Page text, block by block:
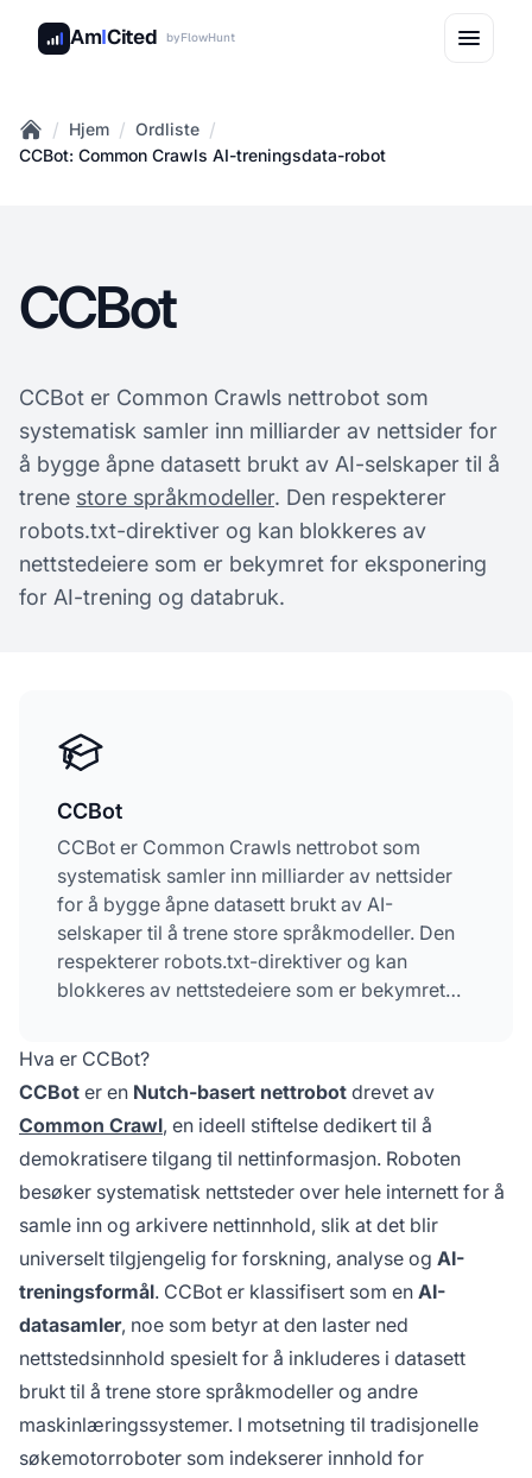
AmICited byFlowHunt
Home
/ Hjem / Ordliste /
CCBot: Common Crawls AI-treningsdata-robot
CCBot
CCBot er Common Crawls nettrobot som
systematisk samler inn milliarder av nettsider for
å bygge åpne datasett brukt av AI-selskaper til å
trene store språkmodeller. Den respekterer
robots.txt-direktiver og kan blokkeres av
nettstedeiere som er bekymret for eksponering
for AI-trening og databruk.
CCBot
CCBot er Common Crawls nettrobot som
systematisk samler inn milliarder av nettsider
for å bygge åpne datasett brukt av AI-
selskaper til å trene store språkmodeller. Den
respekterer robots.txt-direktiver og kan
blokkeres av nettstedeiere som er bekymret
Hva er CCBot?
CCBot er en Nutch-basert nettrobot drevet av
Common Crawl, en ideell stiftelse dedikert til å
demokratisere tilgang til nettinformasjon. Roboten
besøker systematisk nettsteder over hele internett for å
samle inn og arkivere nettinnhold, slik at det blir
universelt tilgjengelig for forskning, analyse og AI-
treningsformål. CCBot er klassifisert som en AI-
datasamler, noe som betyr at den laster ned
nettstedsinnhold spesielt for å inkluderes i datasett
brukt til å trene store språkmodeller og andre
maskinlæringssystemer. I motsetning til tradisjonelle
søkemotorroboter som indekserer innhold for